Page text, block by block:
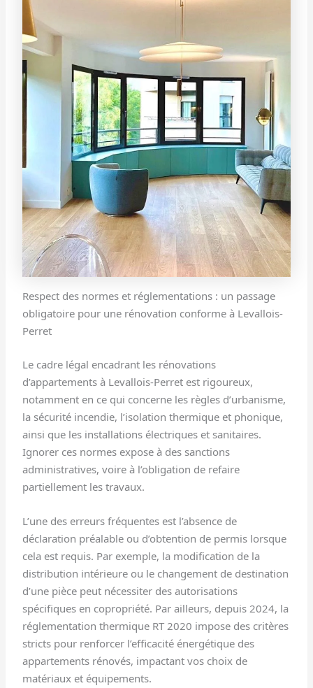
Respect des normes et réglementations : un passage
obligatoire pour une rénovation conforme à Levallois-
Perret
Le cadre légal encadrant les rénovations
d’appartements à Levallois-Perret est rigoureux,
notamment en ce qui concerne les règles d’urbanisme,
la sécurité incendie, l’isolation thermique et phonique,
ainsi que les installations électriques et sanitaires.
Ignorer ces normes expose à des sanctions
administratives, voire à l’obligation de refaire
partiellement les travaux.
L’une des erreurs fréquentes est l’absence de
déclaration préalable ou d’obtention de permis lorsque
cela est requis. Par exemple, la modification de la
distribution intérieure ou le changement de destination
d’une pièce peut nécessiter des autorisations
spécifiques en copropriété. Par ailleurs, depuis 2024, la
réglementation thermique RT 2020 impose des critères
stricts pour renforcer l’efficacité énergétique des
appartements rénovés, impactant vos choix de
matériaux et équipements.